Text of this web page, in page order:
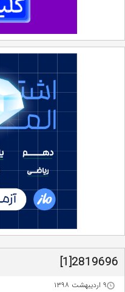
2819696[1]
۹ اردیبهشت ۱۳۹۸